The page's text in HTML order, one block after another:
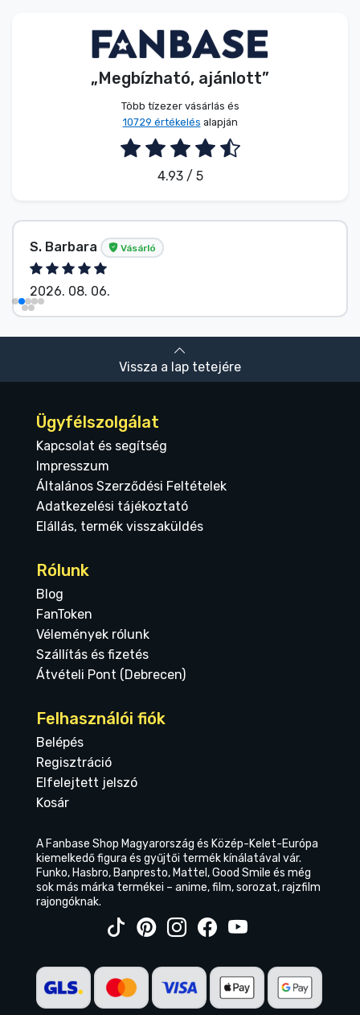
„Megbízható, ajánlott”
Több tízezer vásárlás és
10729 értékelés alapján
4.93 / 5
S. Barbara Vásárló
2026. 08. 06.
Vissza a lap tetejére
Ügyfélszolgálat
Kapcsolat és segítség
Impresszum
Általános Szerződési Feltételek
Adatkezelési tájékoztató
Elállás, termék visszaküldés
Rólunk
Blog
FanToken
Vélemények rólunk
Szállítás és fizetés
Átvételi Pont (Debrecen)
Felhasználói fiók
Belépés
Regisztráció
Elfelejtett jelszó
Kosár
A Fanbase Shop Magyarország és Közép-Kelet-Európa
kiemelkedő figura és gyűjtői termék kínálatával vár.
Funko, Hasbro, Banpresto, Mattel, Good Smile és még
sok más márka termékei – anime, film, sorozat, rajzfilm
rajongóknak.